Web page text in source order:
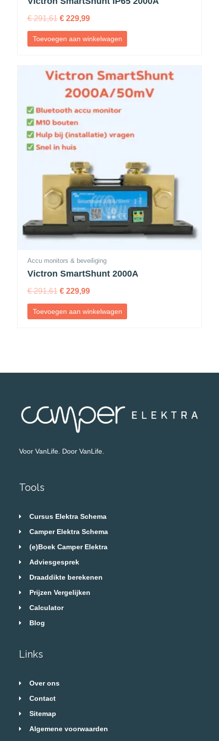
€291,61 € 229,99
Toevoegen aan winkelwagen
Accu monitors & beveiliging
Victron SmartShunt 2000A
€291,61 € 229,99
Toevoegen aan winkelwagen
Voor VanLife. Door VanLife.
Tools
Cursus Elektra Schema
Camper Elektra Schema
(e)Boek Camper Elektra
Adviesgesprek
Draaddikte berekenen
Prijzen Vergelijken
Calculator
Blog
Links
Over ons
Contact
Sitemap
Algemene voorwaarden